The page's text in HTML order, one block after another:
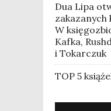
Dua Lipa
zakazanych
W
Kafka,
i Tokarczuk
TOP 5